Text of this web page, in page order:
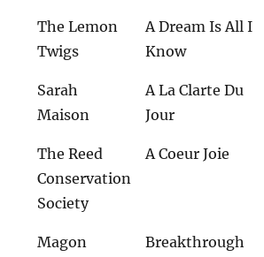
The Lemon
Twigs
A Dream Is All I
Know
Sarah
Maison
A La Clarte Du
Jour
The Reed
Conservation
Society
A Coeur Joie
Magon
Breakthrough